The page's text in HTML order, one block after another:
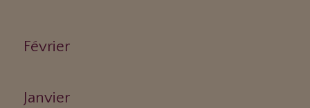
Février
Janvier